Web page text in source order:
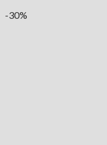
-30%